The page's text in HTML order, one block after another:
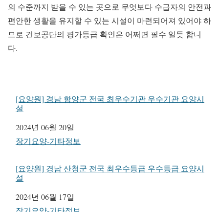
의 수준까지 받을 수 있는 곳으로 무엇보다 수급자의 안전과
편안한 생활을 유지할 수 있는 시설이 마련되어져 있어야 하
므로 건보공단의 평가등급 확인은 어쩌면 필수 일듯 합니
다.
[요양원] 경남 함양군 전국 최우수기관 우수기관 요양시
설
일자
2024년 06월 20일
관련 항목
장기요양-기타정보
[요양원] 경남 산청군 전국 최우수등급 우수등급 요양시
설
일자
2024년 06월 17일